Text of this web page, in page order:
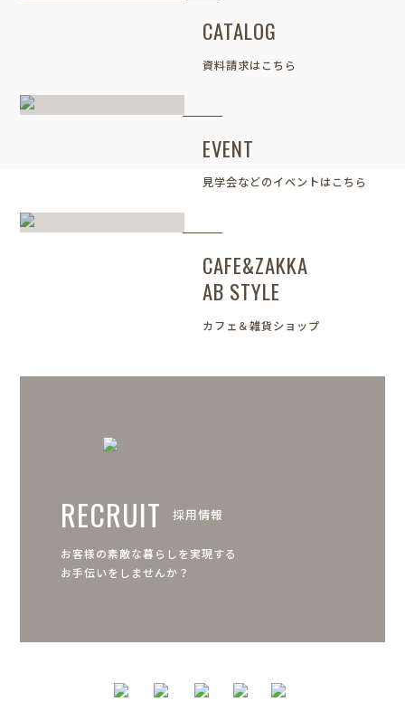
CATALOG
資料請求はこちら
EVENT
見学会などのイベントはこちら
CAFE&ZAKKA
AB STYLE
カフェ＆雑貨ショップ
RECRUIT 採用情報
お客様の素敵な暮らしを実現する
お手伝いをしませんか？